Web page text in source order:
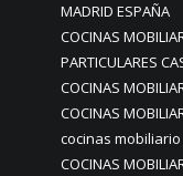
MADRID ESPAÑA
COCINAS
PARTICULARES
COCINAS
COCINAS
cocinas
COCINAS